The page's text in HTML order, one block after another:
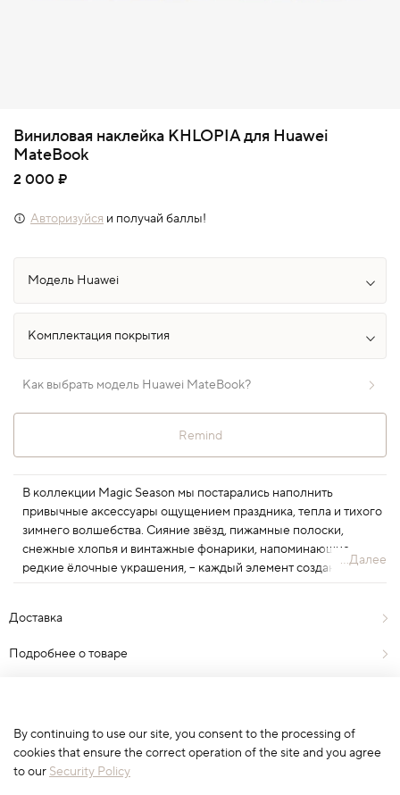
Виниловая наклейка KHLOPIA для Huawei
MateBook
2 000 ₽
Авторизуйся и получай баллы!
Сначала выберите вариант
Как выбрать модель Huawei MateBook?
Remind
В коллекции Magic Season мы постарались наполнить
привычные аксессуары ощущением праздника, тепла и тихого
зимнего волшебства. Сияние звёзд, пижамные полоски,
снежные хлопья и винтажные фонарики, напоминающие
редкие ёлочные украшения, – каждый элемент создан с
вниманием к текстуре, форме и цвету, чтобы новогоднее чудо
...Далее
Доставка
Подробнее о товаре
By continuing to use our site, you consent to the processing of
cookies that ensure the correct operation of the site and you agree
to our Security Policy